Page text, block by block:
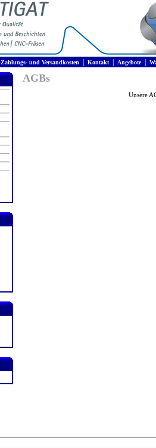
Zahlungs- und Versandkosten Kontakt| Angebote|
AGBs
Unsere